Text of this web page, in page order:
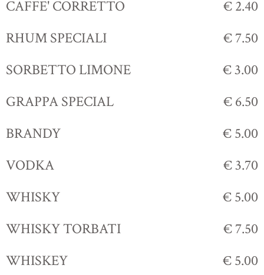
CAFFE' CORRETTO
€ 2.40
RHUM SPECIALI
€ 7.50
SORBETTO LIMONE
€ 3.00
GRAPPA SPECIAL
€ 6.50
BRANDY
€ 5.00
VODKA
€ 3.70
WHISKY
€ 5.00
WHISKY TORBATI
€ 7.50
WHISKEY
€ 5.00